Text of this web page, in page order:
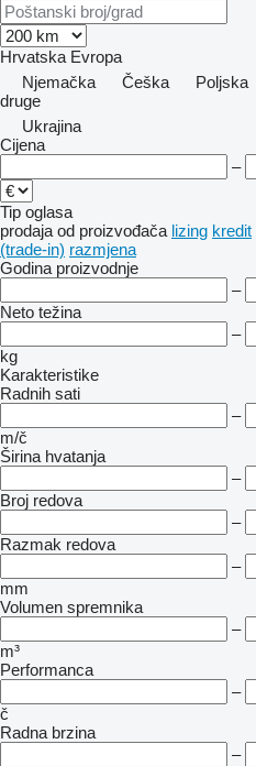
Hrvatska Evropa
Njemačka
Češka Poljska
druge
Ukrajina
Cijena
–
Tip oglasa
prodaja od proizvođača lizing kredit
(trade-in) razmjena
Godina proizvodnje
–
Neto težina
–
kg
Karakteristike
Radnih sati
–
m/č
Širina hvatanja
–
Broj redova
–
Razmak redova
–
mm
Volumen spremnika
–
m³
Performanca
–
č
Radna brzina
–